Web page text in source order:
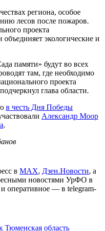
региона, особое
лесов после пожаров.
проекта
экологические и
памяти» будут во всех
там, где необходимо
проекта
глава области.
в честь Дня Победы
Александр Моор
.
в МАХ, Дзен.Новости, а
новостями УрФО в
оперативное — в telegram-
Тюменская область